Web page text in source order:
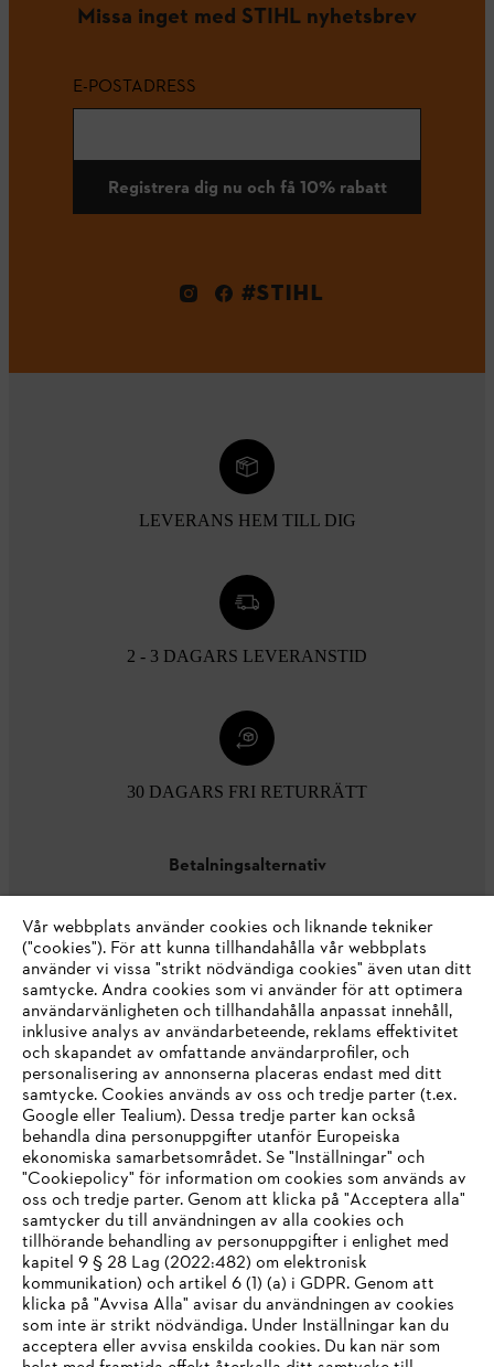
Missa inget med STIHL nyhetsbrev
E-POSTADRESS
Registrera dig nu och få 10% rabatt
#STIHL
LEVERANS HEM TILL DIG
2 - 3 DAGARS LEVERANSTID
30 DAGARS FRI RETURRÄTT
Betalningsalternativ
Företaget
STIHL FAQ
Service
Allmänna villkor och bestämmelser
IHR BROWSER WIRD NICHT
UNTERSTÜTZT
Sie nutzen einen Browser, den wir noch nicht unterstützen. Für
Vår webbplats använder cookies och liknande tekniker
("cookies"). För att kunna tillhandahålla vår webbplats
använder vi vissa "strikt nödvändiga cookies" även utan ditt
samtycke. Andra cookies som vi använder för att optimera
användarvänligheten och tillhandahålla anpassat innehåll,
inklusive analys av användarbeteende, reklams effektivitet
och skapandet av omfattande användarprofiler, och
personalisering av annonserna placeras endast med ditt
samtycke. Cookies används av oss och tredje parter (t.ex.
Google eller Tealium). Dessa tredje parter kan också
behandla dina personuppgifter utanför Europeiska
ekonomiska samarbetsområdet. Se "Inställningar" och
"Cookiepolicy" för information om cookies som används av
oss och tredje parter. Genom att klicka på "Acceptera alla"
samtycker du till användningen av alla cookies och
tillhörande behandling av personuppgifter i enlighet med
kapitel 9 § 28 Lag (2022:482) om elektronisk
kommunikation) och artikel 6 (1) (a) i GDPR. Genom att
klicka på "Avvisa Alla" avisar du användningen av cookies
som inte är strikt nödvändiga. Under Inställningar kan du
acceptera eller avvisa enskilda cookies. Du kan när som